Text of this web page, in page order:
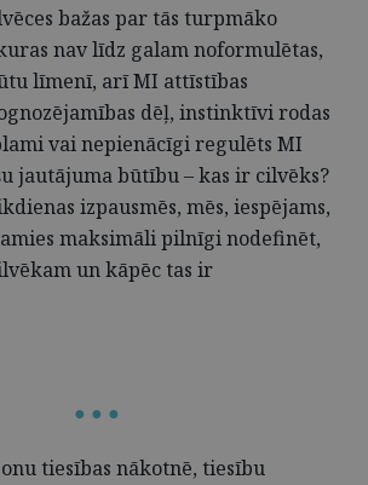
bažas par tās turpmāko
nav līdz galam noformulētas,
līmenī, arī MI attīstības
dēļ, instinktīvi rodas
vai nepienācīgi regulēts MI
jautājuma būtību – kas ir cilvēks?
izpausmēs, mēs, iespējams,
maksimāli pilnīgi nodefinēt,
un kāpēc tas ir
● ● ●
tiesības nākotnē, tiesību